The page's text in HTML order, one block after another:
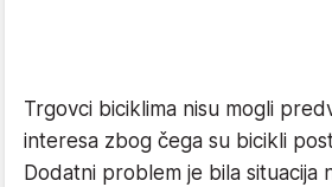
Trgovci biciklima nisu mogli
interesa zbog čega su bicikli
Dodatni problem je bila situacija